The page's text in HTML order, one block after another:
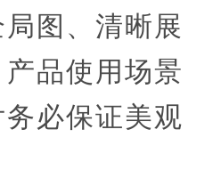
图、清晰展
品使用场景
必保证美观